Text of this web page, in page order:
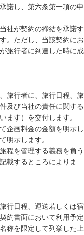
諾し、第六条第一項の申
社が契約の締結を承諾す
。ただし、当該契約にお
旅行者に到達した時に成
旅行者に、旅行日程、旅
及び当社の責任に関する
ます）を交付します。
企画料金の金額を明示し
明示します。
程を管理する義務を負う
載するところによりま
行日程、運送若しくは宿
約書面において利用予定
称を限定して列挙した上